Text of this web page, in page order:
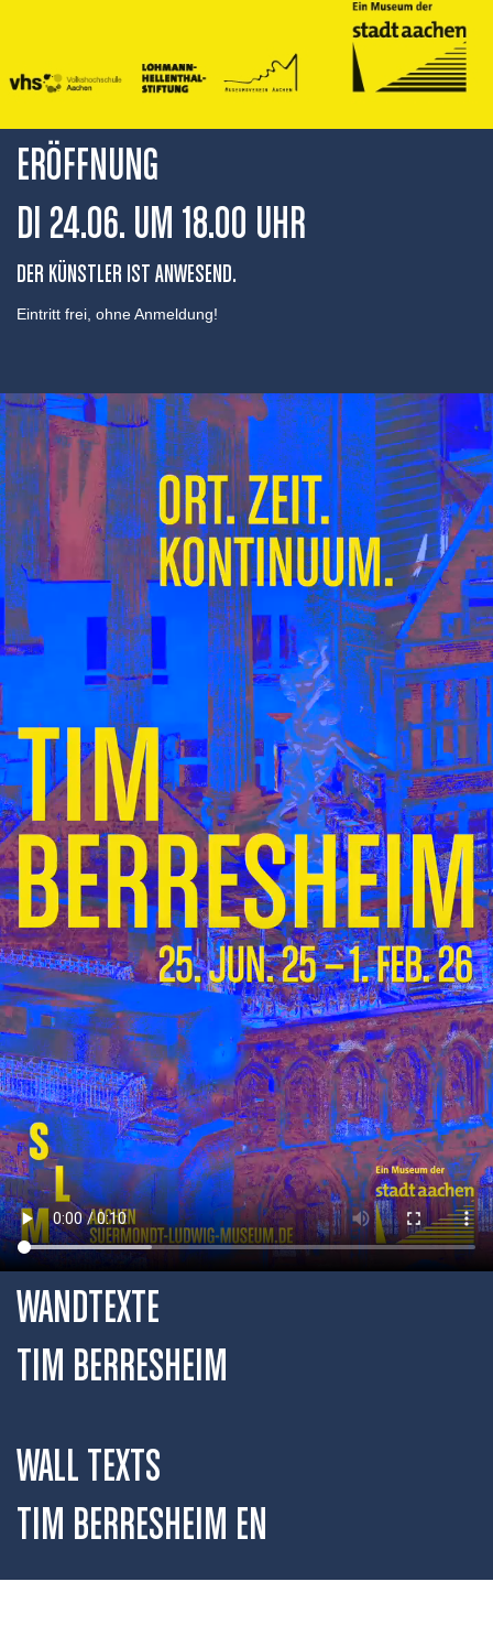
ERÖFFNUNG
DI 24.06. UM 18.00 UHR
DER KÜNSTLER IST ANWESEND.
Eintritt frei, ohne Anmeldung!
WANDTEXTE
TIM BERRESHEIM
WALL TEXTS
TIM BERRESHEIM EN